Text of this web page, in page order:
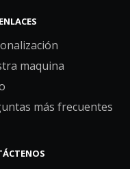
maquina
más frecuentes